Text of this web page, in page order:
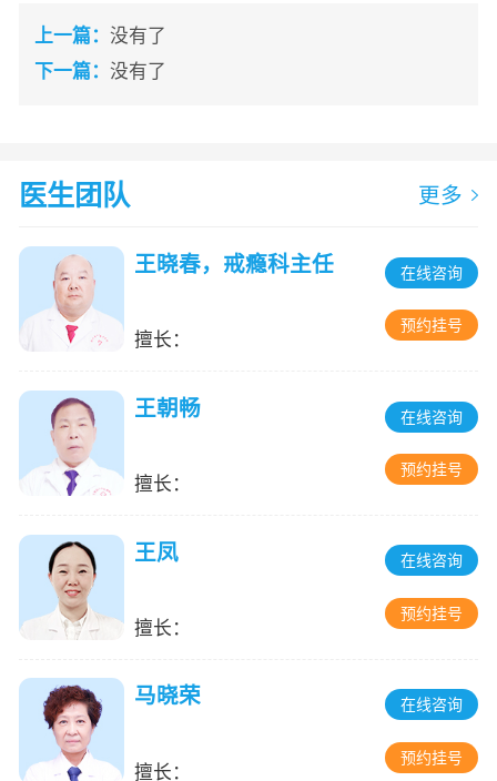
上一篇： 没有了
下一篇： 没有了
医生团队 更多
王晓春，戒瘾科主任
擅长：
在线咨询
预约挂号
王朝畅
擅长：
在线咨询
预约挂号
王凤
擅长：
在线咨询
预约挂号
马晓荣
擅长：
在线咨询
预约挂号